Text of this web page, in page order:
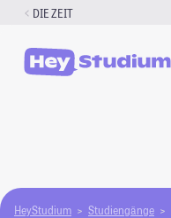
Zum
springen
DIE ZEIT
HeyStudium Studiengänge